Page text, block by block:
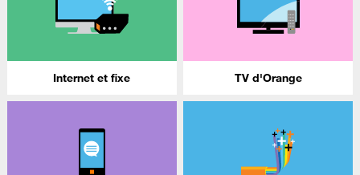
Internet et fixe TV d'Orange